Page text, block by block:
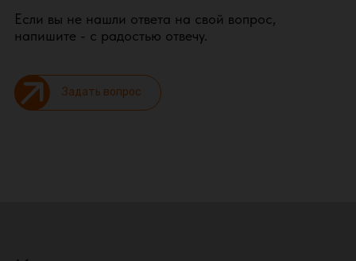
Задать вопрос
Если вы не нашли ответа на свой вопрос,
напишите - с радостью отвечу.